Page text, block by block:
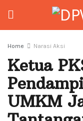
Home Narasi Aksi
Ketua
UMKM